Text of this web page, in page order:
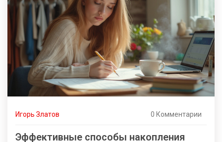
подчеркивается на каждом этапе.
Игорь Златов 0 Комментарии
Эффективные способы накопления